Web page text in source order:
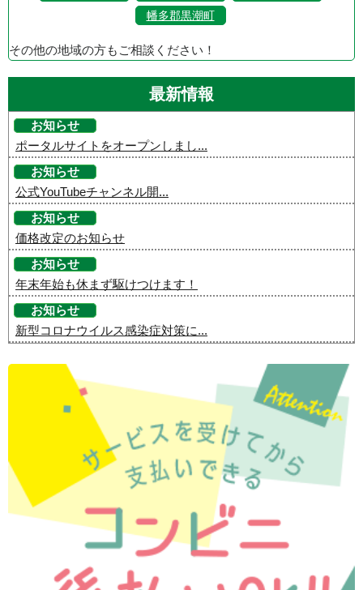
幡多郡黒潮町
その他の地域の方もご相談ください！
最新情報
お知らせ
ポータルサイトをオープンしまし...
お知らせ
公式YouTubeチャンネル開...
お知らせ
価格改定のお知らせ
お知らせ
年末年始も休まず駆けつけます！
お知らせ
新型コロナウイルス感染症対策に...